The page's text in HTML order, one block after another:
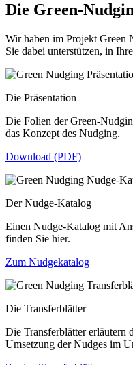
Die Green-
Wir haben im Projekt Green
Sie dabei unterstützen, in
Die Präsentation
Die Folien der Green-
das Konzept des Nudging.
Download (PDF)
Der Nudge-Katalog
Einen Nudge-Katalog mit
finden Sie hier.
Zum Nudgekatalog
Die Transferblätter
Die Transferblätter erläutern
Umsetzung der Nudges im